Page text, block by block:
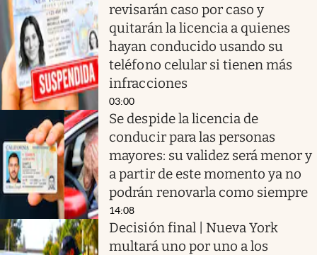
revisarán caso por caso y
quitarán la licencia a quienes
hayan conducido usando su
teléfono celular si tienen más
infracciones
03:00
Se despide la licencia de
conducir para las personas
mayores: su validez será menor y
a partir de este momento ya no
podrán renovarla como siempre
14:08
Decisión final | Nueva York
multará uno por uno a los